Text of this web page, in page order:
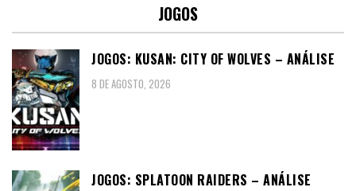
JOGOS
JOGOS: KUSAN: CITY OF WOLVES – ANÁLISE
8 DE AGOSTO, 2026
JOGOS: SPLATOON RAIDERS – ANÁLISE